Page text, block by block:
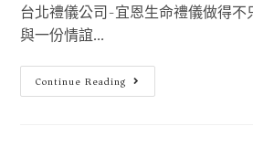
台北禮儀公司-宜恩生命禮儀做得
與一份情誼...
Continue Reading